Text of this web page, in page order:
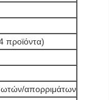
προϊόντα)
απορριμάτων